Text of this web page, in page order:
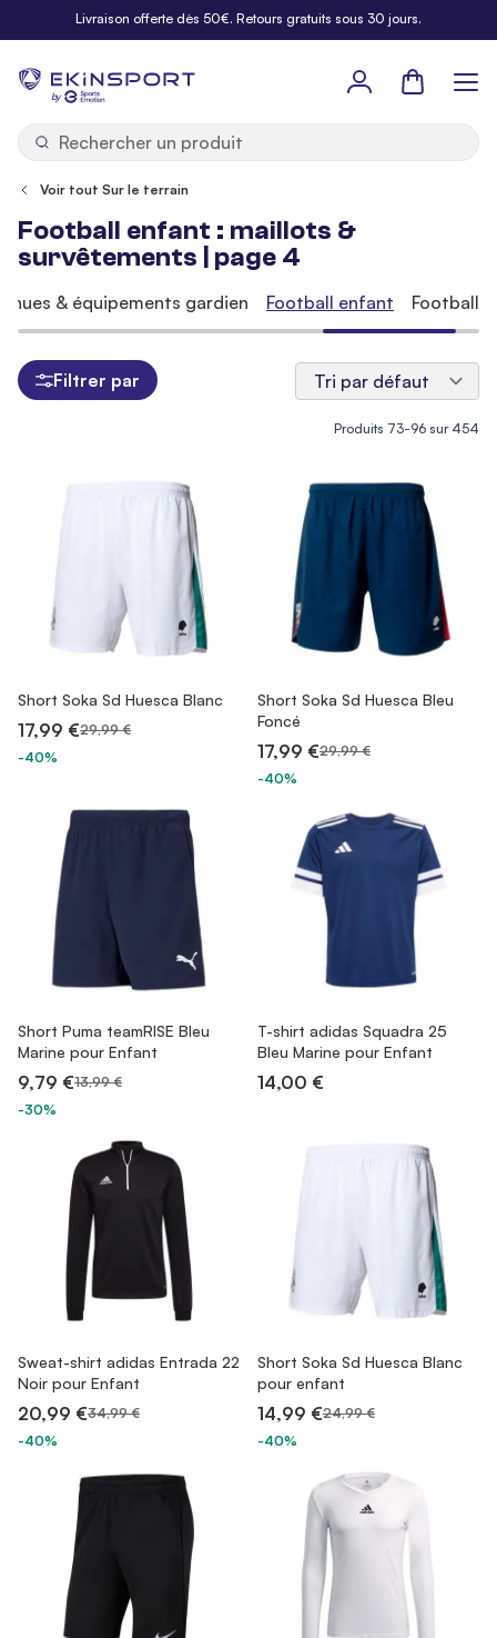
Allez au contenuLivraison offerte dès 50€. Retours gratuits sous 30 jours.
by
Panier
Voir tout Sur le terrain
Football enfant : maillots &
survêtements | page 4
Produits 73-96 sur 454
Short Soka Sd Huesca Blanc
17,99 €29,99 €
-40%
Short Soka Sd Huesca Bleu
Foncé
17,99 €29,99 €
-40%
Short Puma teamRISE Bleu
Marine pour Enfant
9,79 €13,99 €
-30%
T-shirt adidas Squadra 25
Bleu Marine pour Enfant
14,00 €
Sweat-shirt adidas Entrada 22
Noir pour Enfant
20,99 €34,99 €
-40%
Short Soka Sd Huesca Blanc
pour enfant
14,99 €24,99 €
-40%
& équipements gardien Football enfant Football
Filtrer par